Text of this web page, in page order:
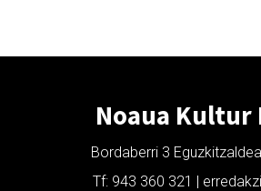
Noaua Kultur
Bordaberri 3
Tf: 943 360 321 |